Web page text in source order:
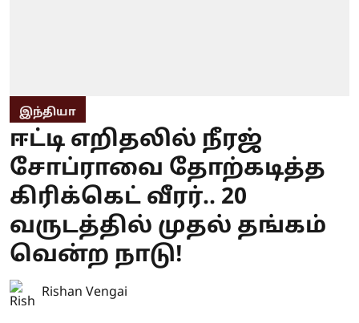
இந்தியா
ஈட்டி எறிதலில் நீரஜ்
சோப்ராவை தோற்கடித்த
கிரிக்கெட் வீரர்.. 20
வருடத்தில் முதல் தங்கம்
வென்ற நாடு!
Rishan Vengai